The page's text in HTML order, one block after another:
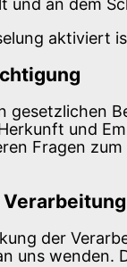
und an dem
gesetzlichen
und
Fragen
Verarbeitung
der
uns